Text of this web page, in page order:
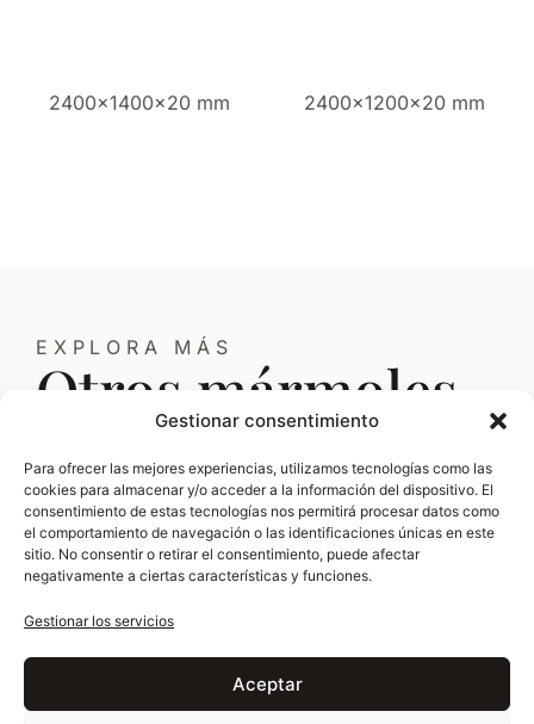
Gestionar consentimiento
Para ofrecer las mejores experiencias, utilizamos tecnologías como las
cookies para almacenar y/o acceder a la información del dispositivo. El
consentimiento de estas tecnologías nos permitirá procesar datos como
el comportamiento de navegación o las identificaciones únicas en este
sitio. No consentir o retirar el consentimiento, puede afectar
negativamente a ciertas características y funciones.
Gestionar los servicios
Aceptar
2400x1400x20 mm 2400x1200x20 mm
EXPLORA MÁS
Otros mármoles
que te pueden
interesar